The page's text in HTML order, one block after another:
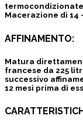
Macerazione di 14
AFFINAMENTO:
Matura
francese da 225
successivo
12 mesi prima di